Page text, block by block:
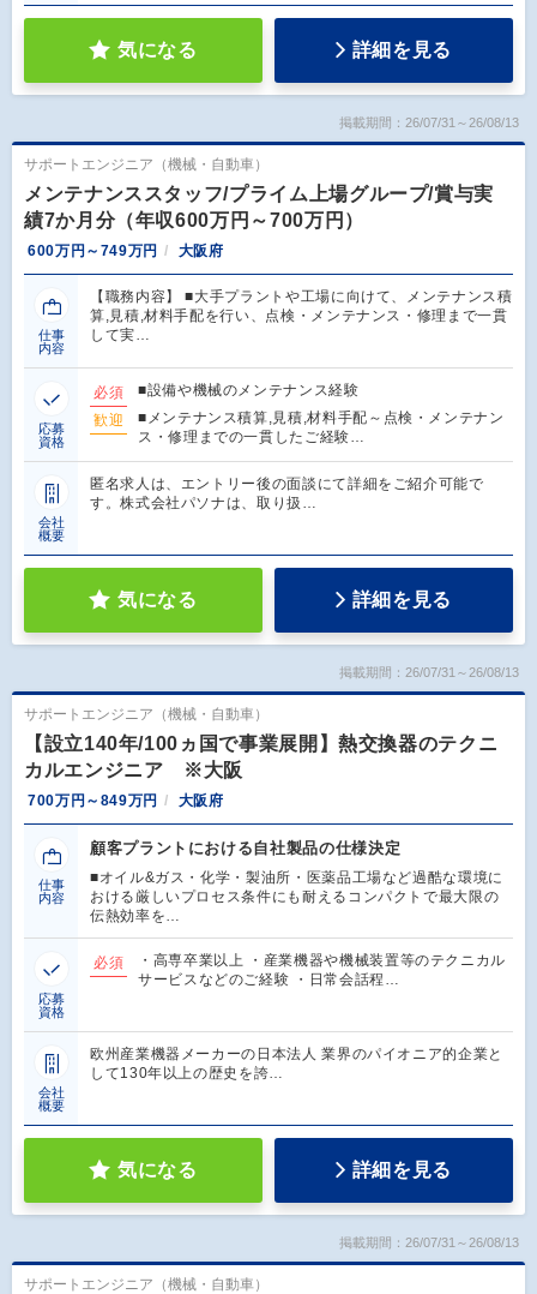
気になる 詳細を見る
掲載期間：26/07/31～26/08/13
サポートエンジニア（機械・自動車）
メンテナンススタッフ/プライム上場グループ/賞与実
績7か月分（年収600万円～700万円）
600万円～749万円 大阪府
仕事
内容
【職務内容】 ■大手プラントや工場に向けて、メンテナンス積
算,見積,材料手配を行い、点検・メンテナンス・修理まで一貫
して実…
応募
資格
必須
■設備や機械のメンテナンス経験
歓迎
■メンテナンス積算,見積,材料手配～点検・メンテナン
ス・修理までの一貫したご経験…
会社
概要
匿名求人は、エントリー後の面談にて詳細をご紹介可能で
す。株式会社パソナは、取り扱…
気になる 詳細を見る
掲載期間：26/07/31～26/08/13
サポートエンジニア（機械・自動車）
【設立140年/100ヵ国で事業展開】熱交換器のテクニ
カルエンジニア ※大阪
700万円～849万円 大阪府
仕事
内容
顧客プラントにおける自社製品の仕様決定
■オイル&ガス・化学・製油所・医薬品工場など過酷な環境に
おける厳しいプロセス条件にも耐えるコンパクトで最大限の
伝熱効率を…
応募
資格
必須
・高専卒業以上 ・産業機器や機械装置等のテクニカル
サービスなどのご経験 ・日常会話程…
会社
概要
欧州産業機器メーカーの日本法人 業界のパイオニア的企業と
して130年以上の歴史を誇…
気になる 詳細を見る
掲載期間：26/07/31～26/08/13
サポートエンジニア（機械・自動車）